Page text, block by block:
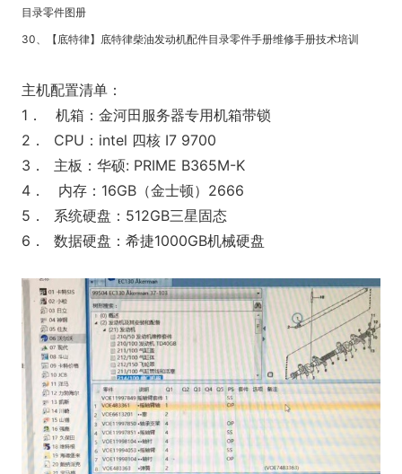
目录零件图册
30、【底特律】底特律柴油发动机配件目录零件手册维修手册技术培训
主机配置清单：
1． 机箱：金河田服务器专用机箱带锁
2． CPU：intel 四核 I7 9700
3． 主板：华硕: PRIME B365M-K
4． 内存：16GB（金士顿）2666
5． 系统硬盘：512GB三星固态
6． 数据硬盘：希捷1000GB机械硬盘